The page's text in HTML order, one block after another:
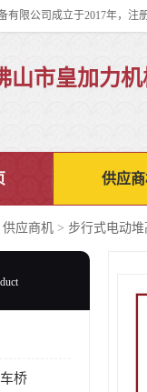
山市皇加力
供应
供应商机 > 步行式电动堆
桥